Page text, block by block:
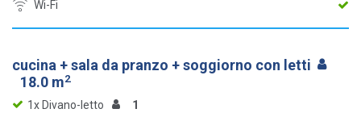
Wi-Fi
cucina + sala da pranzo + soggiorno con letti
18.0 m2
1x Divano-letto
1